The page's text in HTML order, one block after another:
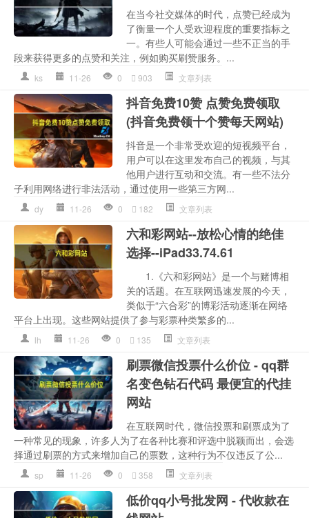
在当今社交媒体的时代，点赞已经成为
了衡量一个人受欢迎程度的重要指标之
一。有些人可能会通过一些不正当的手
段来获得更多的点赞和关注，例如购买刷赞服务。...
ks 11-26 0 903 文章列表
抖音免费10赞 点赞免费领取
(抖音免费领十个赞每天网站)
抖音是一个非常受欢迎的短视频平台，
用户可以在这里发布自己的视频，与其
他用户进行互动和交流。有一些不法分
子利用网络进行非法活动，通过使用一些第三方网...
dy 11-26 0 182 文章列表
六和彩网站--放松心情的绝佳
选择--iPad33.74.61
1.《六和彩网站》是一个与赌博相
关的话题。在互联网迅速发展的今天，
类似于“六合彩”的博彩活动逐渐在网络
平台上出现。这些网站提供了参与彩票种类繁多的...
lh 11-26 0 135 文章列表
刷票微信投票什么价位 - qq群
名变色钻石代码 最便宜的代挂
网站
在互联网时代，微信投票和刷票成为了
一种常见的现象，许多人为了在各种比赛和评选中脱颖而出，会选
择通过刷票的方式来增加自己的票数，这种行为不仅违反了公...
sp 11-26 0 358 文章列表
低价qq小号批发网 - 代收款在